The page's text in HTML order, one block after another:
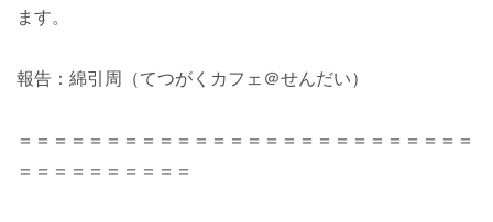
ます。
報告：綿引周（てつがくカフェ＠せんだい）
＝＝＝＝＝＝＝＝＝＝＝＝＝＝＝＝＝＝＝＝＝＝＝＝＝＝
＝＝＝＝＝＝＝＝＝＝